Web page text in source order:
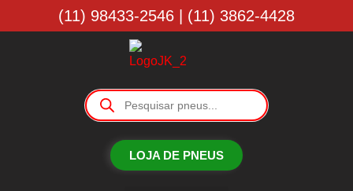
(11) 98433-2546 | (11) 3862-4428
LOJA DE PNEUS